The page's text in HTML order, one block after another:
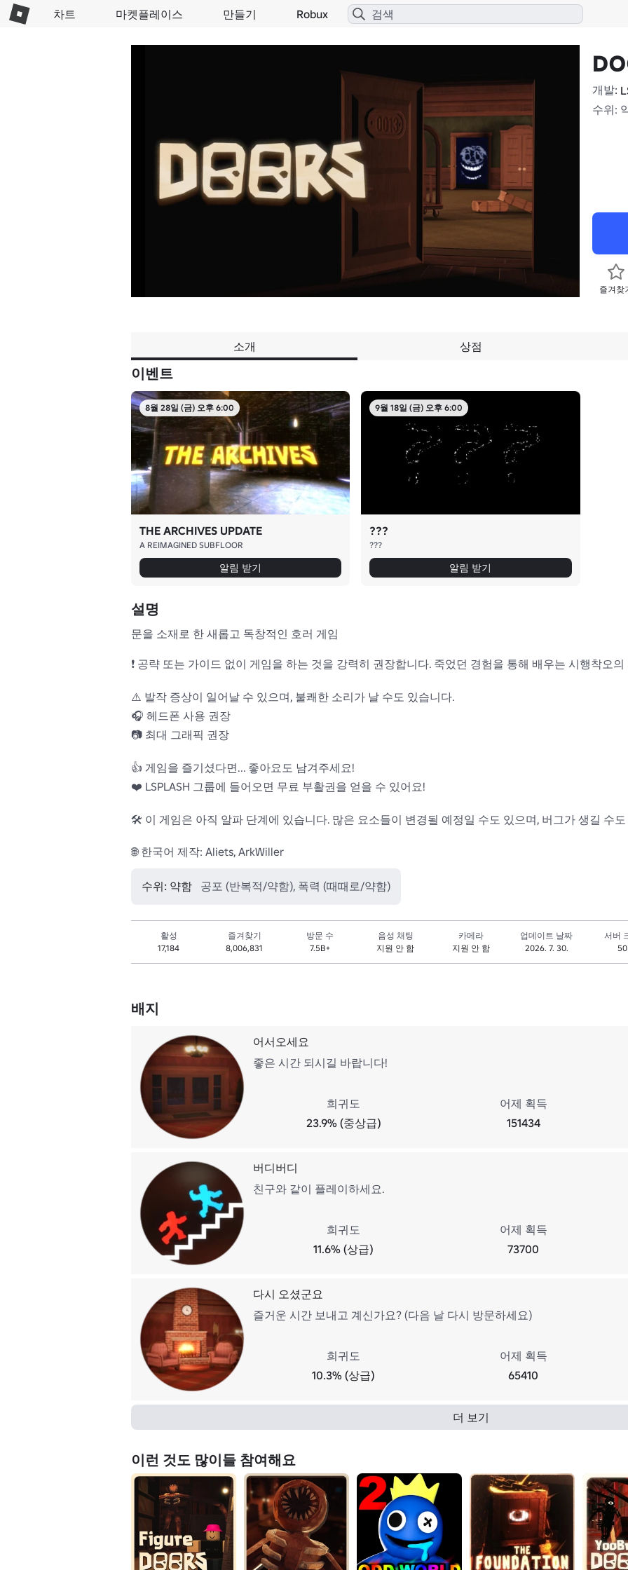
차트 마켓플레이스 만들기 Robux
개발:
수위:
즐겨찾
소개 상점
이벤트
8월 28일 (금) 오후 6:00
THE ARCHIVES UPDATE
A REIMAGINED SUBFLOOR
알림 받기
9월 18일 (금) 오후 6:00
???
???
알림 받기
설명
문을 소재로 한 새롭고 독창적인 호러 게임
❗ 공략 또는 가이드 없이 게임을 하는 것을 강력히 권장합니다. 죽었던 경험을 통해 배우는 시행착오
⚠️ 발작 증상이 일어날 수 있으며, 불쾌한 소리가 날 수도 있습니다.
🎧 헤드폰 사용 권장
📷 최대 그래픽 권장
👍 게임을 즐기셨다면... 좋아요도 남겨주세요!
❤️ LSPLASH 그룹에 들어오면 무료 부활권을 얻을 수 있어요!
🛠️ 이 게임은 아직 알파 단계에 있습니다. 많은 요소들이 변경될 예정일 수도 있으며, 버그가 생길 수
🌐 한국어 제작: Aliets, ArkWiller
수위: 약함 공포 (반복적/약함), 폭력 (때때로/약함)
활성
17,184
즐겨찾기
8,006,831
방문 수
7.5B+
음성 채팅
지원 안 함
카메라
지원 안 함
업데이트 날짜
2026. 7. 30.
서버
50
배지
어서오세요
좋은 시간 되시길 바랍니다!
희귀도
23.9% (중상급)
어제 획득
151434
버디버디
친구와 같이 플레이하세요.
희귀도
11.6% (상급)
어제 획득
73700
다시 오셨군요
즐거운 시간 보내고 계신가요? (다음 날 다시 방문하세요)
희귀도
10.3% (상급)
어제 획득
65410
더 보기
이런 것도 많이들 참여해요